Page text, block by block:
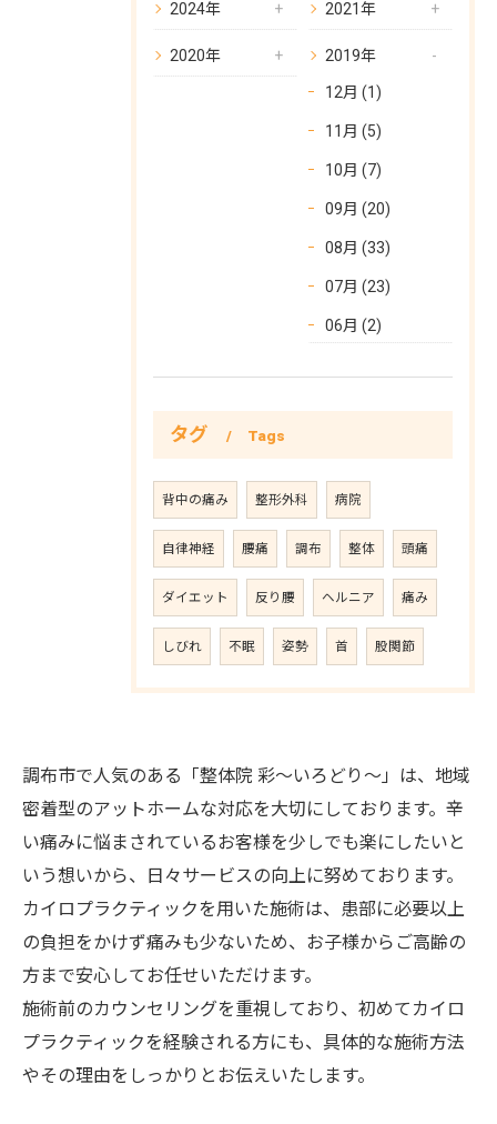
2024年 2021年
2020年 2019年
12月 (1)
11月 (5)
10月 (7)
09月 (20)
08月 (33)
07月 (23)
06月 (2)
タグ Tags
背中の痛み 整形外科 病院
自律神経 腰痛 調布 整体 頭痛
ダイエット 反り腰 ヘルニア 痛み
しびれ 不眠 姿勢 首 股関節
調布市で人気のある「整体院 彩〜いろどり〜」は、地域
密着型のアットホームな対応を大切にしております。辛
い痛みに悩まされているお客様を少しでも楽にしたいと
いう想いから、日々サービスの向上に努めております。
カイロプラクティックを用いた施術は、患部に必要以上
の負担をかけず痛みも少ないため、お子様からご高齢の
方まで安心してお任せいただけます。
施術前のカウンセリングを重視しており、初めてカイロ
プラクティックを経験される方にも、具体的な施術方法
やその理由をしっかりとお伝えいたします。
お問い合わせはこちら